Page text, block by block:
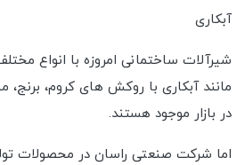
آبکاری
شیرآلات ساختمانی امروزه با انواع
مانند آبکاری با روکش های کروم،
در بازار موجود هستند.
اما شرکت صنعتی راسان در محصولات